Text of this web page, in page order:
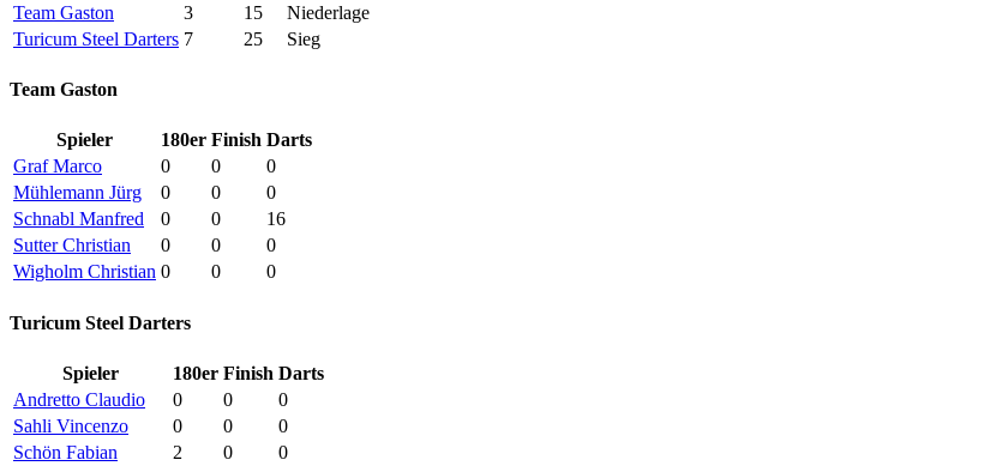
Team Gaston
3 15
Niederlage
Turicum Steel Darters 7 25 Sieg
Team Gaston
Spieler 180er Finish Darts
Graf Marco
0 0
0
Mühlemann Jürg
0 0
0
Schnabl Manfred
0 0
16
Sutter Christian
0 0
0
Wigholm Christian 0 0 0
Turicum Steel Darters
Spieler 180er Finish Darts
Andretto Claudio
0 0
0
Sahli Vincenzo
0 0
0
Schön Fabian
2 0
0